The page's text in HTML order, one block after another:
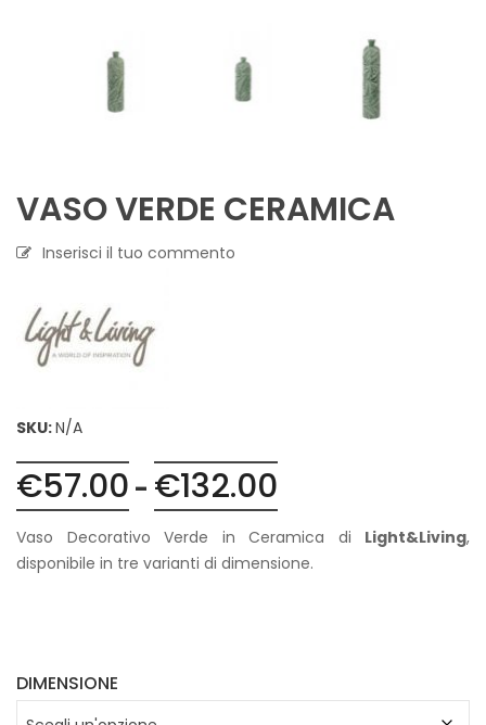
VASO VERDE CERAMICA
Inserisci il tuo commento
SKU:N/A
€57.00 - €132.00
di
prezzo:
da
Vaso Decorativo Verde in Ceramica di Light&Living,
disponibile in tre varianti di dimensione.
DIMENSIONE